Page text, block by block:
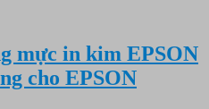
₫.
mực in kim EPSON
cho EPSON